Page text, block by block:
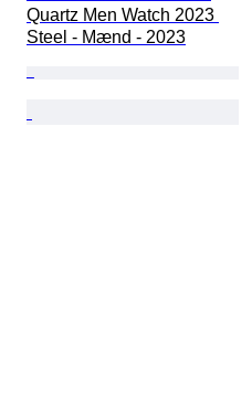
Quartz Men Watch 2023
Steel - Mænd - 2023